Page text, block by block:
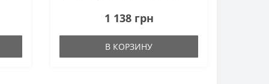
цене просто нет. Всегда есть в
наличии, Скрытые п..
1 138 грн
В КОРЗИНУ